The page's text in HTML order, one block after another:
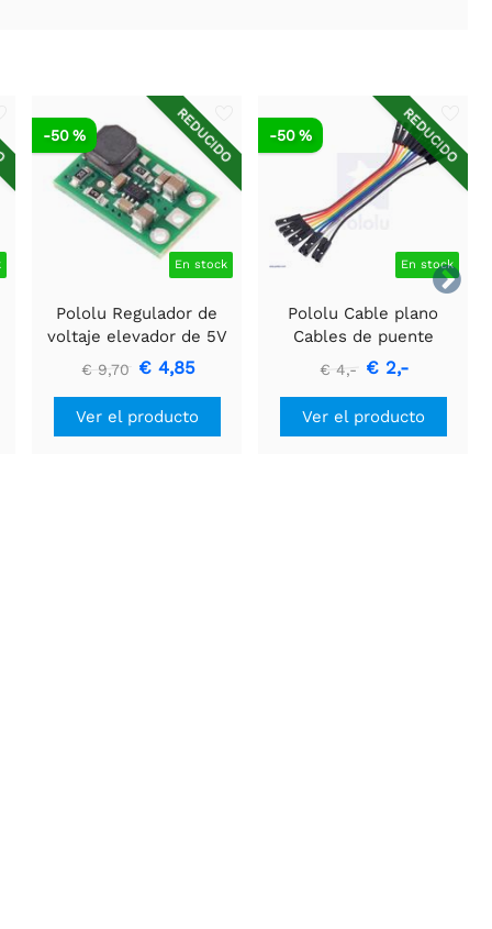

REDUCIDO
En stock
-50 %
Pololu Regulador de
voltaje elevador de 5V
U3V16F5
€ 9,70 € 4,85
Ver el producto
REDUCIDO
En stock
-50 %
Pololu Cable plano
Cables de puente
premium 10 colores FF
6" (15 cm)
€ 4,- € 2,-
Ver el producto